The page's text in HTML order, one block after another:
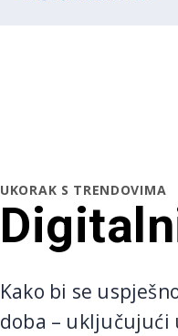
UKORAK S TRENDOVIMA
Kako bi se
doba –